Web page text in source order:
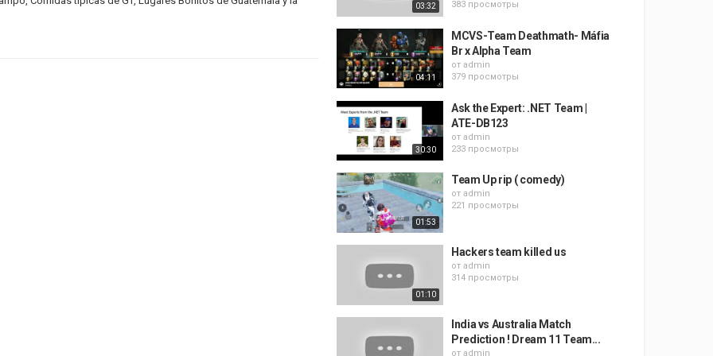
03:32
383 просмотры
04:11
MCVS-Team Deathmath- Máfia
Br x Alpha Team
от admin
379 просмотры
30:30
Ask the Expert: .NET Team |
ATE-DB123
от admin
233 просмотры
01:53
Team Up rip ( comedy)
от admin
221 просмотры
01:10
Hackers team killed us
от admin
314 просмотры
India vs Australia Match
Prediction ! Dream 11 Team...
от admin